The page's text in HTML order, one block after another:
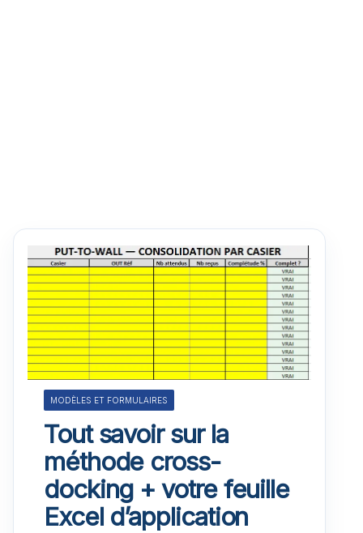
MODÈLES ET FORMULAIRES
Tout savoir sur la
méthode cross-
docking + votre feuille
Excel d’application